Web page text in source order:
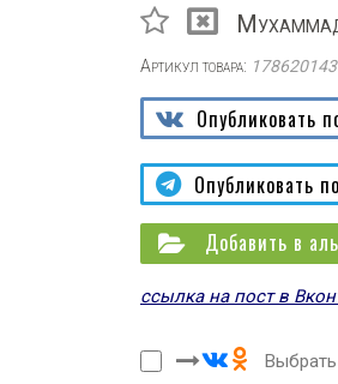
Артикул товара:
Опубликовать
Опубликовать
Добавить в
ссылка на пост в